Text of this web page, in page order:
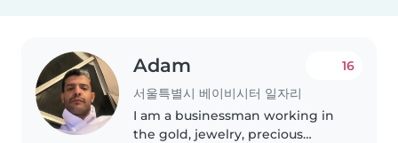
Adam
서울특별시 베이비시터 일자리
16
I am a businessman working in
the gold, jewelry, precious